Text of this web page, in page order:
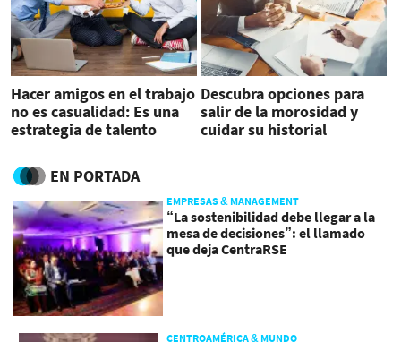
Hacer amigos en el trabajo
no es casualidad: Es una
estrategia de talento
Descubra opciones para
salir de la morosidad y
cuidar su historial
EN PORTADA
EMPRESAS & MANAGEMENT
“La sostenibilidad debe llegar a la
mesa de decisiones”: el llamado
que deja CentraRSE
CENTROAMÉRICA & MUNDO